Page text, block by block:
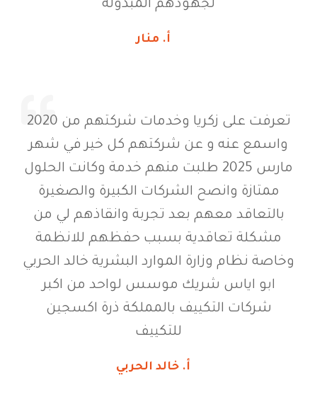
لجهودهم المبذولة
أ. منار
تعرفت على زكريا وخدمات شركتهم من 2020
واسمع عنه و عن شركتهم كل خير في شهر
مارس 2025 طلبت منهم خدمة وكانت الحلول
ممتازة وانصح الشركات الكبيرة والصغيرة
بالتعاقد معهم بعد تجربة وانقاذهم لي من
مشكلة تعاقدية بسبب حفظهم للانظمة
وخاصة نظام وزارة الموارد البشرية خالد الحربي
ابو اياس شريك موسس لواحد من اكبر
شركات التكييف بالمملكة ذرة اكسجين
للتكييف
أ. خالد الحربي